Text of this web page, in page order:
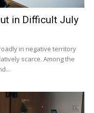
in Difficult July
in negative territory
scarce. Among the